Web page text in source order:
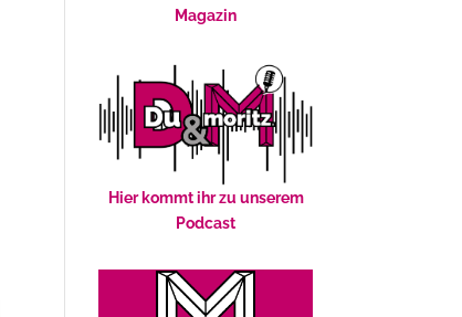
Magazin
Hier kommt ihr zu unserem
Podcast